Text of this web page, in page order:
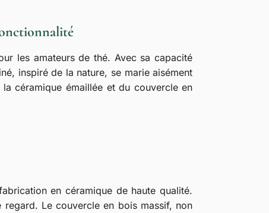
les amateurs de thé. Avec sa capacité
inspiré de la nature, se marie aisément
céramique émaillée et du couvercle en
en céramique de haute qualité.
Le couvercle en bois massif, non